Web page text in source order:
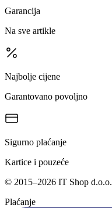
Garancija
Na sve artikle
Najbolje cijene
Garantovano povoljno
Sigurno plaćanje
Kartice i pouzeće
© 2015–2026 IT Shop d.o.o.
Plaćanje